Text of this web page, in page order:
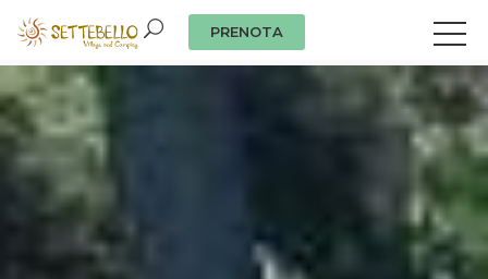
PRENOTA